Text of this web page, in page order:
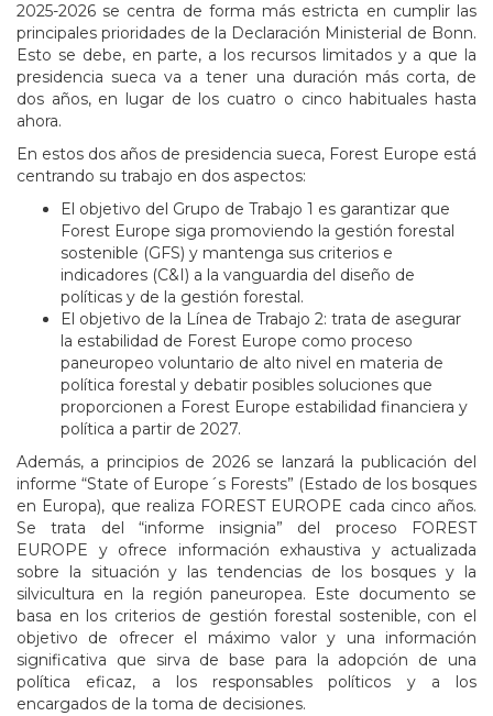
2025-2026 se centra de forma más estricta en cumplir las
principales prioridades de la Declaración Ministerial de Bonn.
Esto se debe, en parte, a los recursos limitados y a que la
presidencia sueca va a tener una duración más corta, de
dos años, en lugar de los cuatro o cinco habituales hasta
ahora.
En estos dos años de presidencia sueca, Forest Europe está
centrando su trabajo en dos aspectos:
El objetivo del Grupo de Trabajo 1 es garantizar que
Forest Europe siga promoviendo la gestión forestal
sostenible (GFS) y mantenga sus criterios e
indicadores (C&I) a la vanguardia del diseño de
políticas y de la gestión forestal.
El objetivo de la Línea de Trabajo 2: trata de asegurar
la estabilidad de Forest Europe como proceso
paneuropeo voluntario de alto nivel en materia de
política forestal y debatir posibles soluciones que
proporcionen a Forest Europe estabilidad financiera y
política a partir de 2027.
Además, a principios de 2026 se lanzará la publicación del
informe “State of Europe´s Forests” (Estado de los bosques
en Europa), que realiza FOREST EUROPE cada cinco años.
Se trata del “informe insignia” del proceso FOREST
EUROPE y ofrece información exhaustiva y actualizada
sobre la situación y las tendencias de los bosques y la
silvicultura en la región paneuropea. Este documento se
basa en los criterios de gestión forestal sostenible, con el
objetivo de ofrecer el máximo valor y una información
significativa que sirva de base para la adopción de una
política eficaz, a los responsables políticos y a los
encargados de la toma de decisiones.